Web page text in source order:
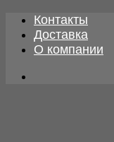
Skip
content
Контакты
Доставка
О компании